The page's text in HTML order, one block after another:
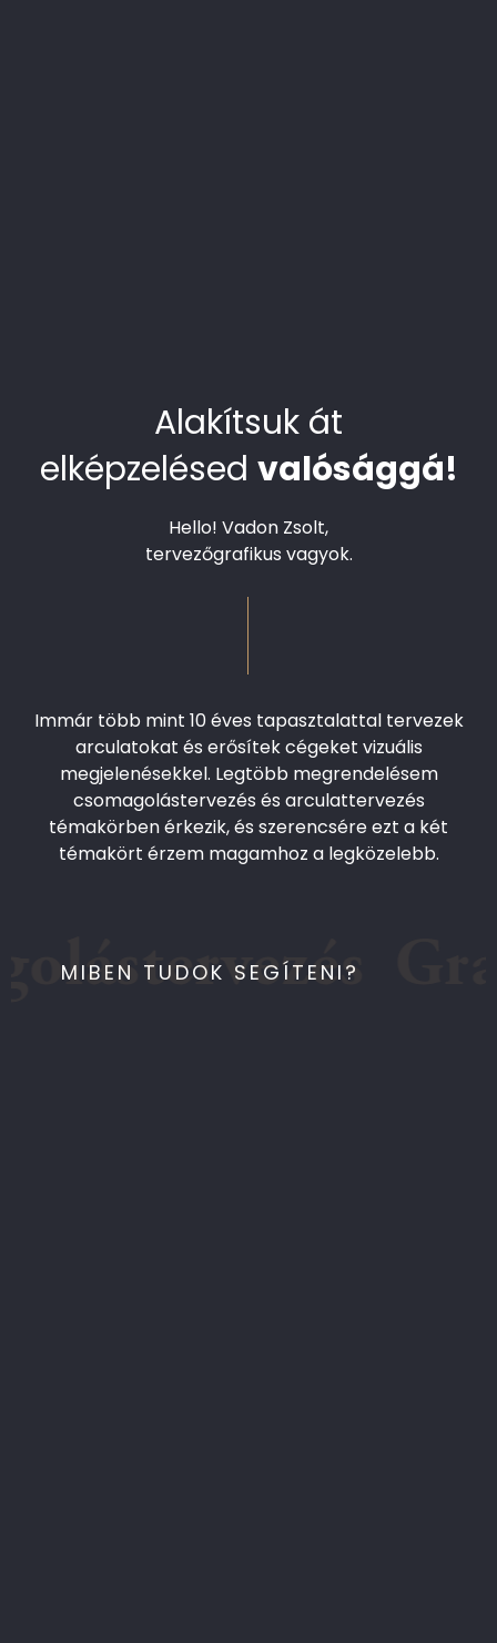
Alakítsuk át
elképzelésed valósággá!
Hello! Vadon Zsolt,
tervezőgrafikus vagyok.
Immár több mint 10 éves tapasztalattal tervezek
arculatokat és erősítek cégeket vizuális
megjelenésekkel. Legtöbb megrendelésem
csomagolástervezés és arculattervezés
témakörben érkezik, és szerencsére ezt a két
témakört érzem magamhoz a legközelebb.
MIBEN TUDOK SEGÍTENI?